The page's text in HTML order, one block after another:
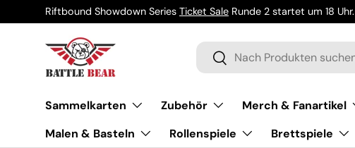
Direkt zum Inhalt
Riftbound Showdown Series Ticket Sale Runde 2 startet um 18 Uhr.
Suchen
Suchen
Sammelkarten Zubehör Merch & Fanartikel
Malen & Basteln
Rollenspiele Brettspiele